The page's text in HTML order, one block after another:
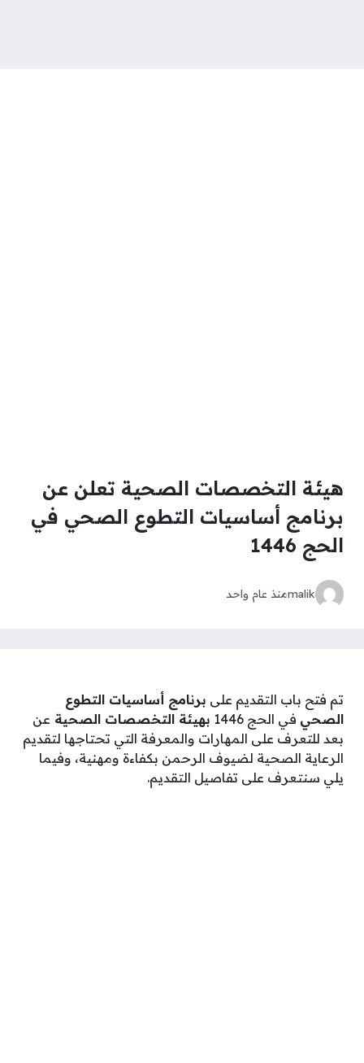
هيئة التخصصات الصحية تعلن عن
برنامج أساسيات التطوع الصحي في
الحج 1446
malikمنذ عام واحد
تم فتح باب التقديم على برنامج أساسيات التطوع
الصحي في الحج 1446 بهيئة التخصصات الصحية عن
بعد للتعرف على المهارات والمعرفة التي تحتاجها لتقديم
الرعاية الصحية لضيوف الرحمن بكفاءة ومهنية، وفيما
يلي سنتعرف على تفاصيل التقديم.